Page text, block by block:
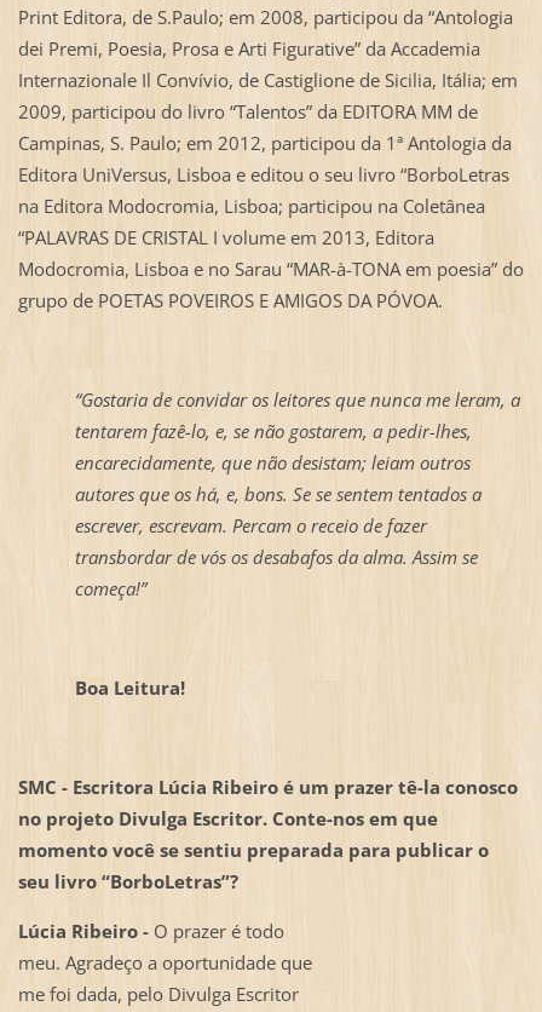
Print Editora, de S.Paulo; em 2008, participou da “Antologia
dei Premi, Poesia, Prosa e Arti Figurative” da Accademia
Internazionale Il Convívio, de Castiglione de Sicilia, Itália; em
2009, participou do livro “Talentos” da EDITORA MM de
Campinas, S. Paulo; em 2012, participou da 1ª Antologia da
Editora UniVersus, Lisboa e editou o seu livro “BorboLetras
na Editora Modocromia, Lisboa; participou na Coletânea
“PALAVRAS DE CRISTAL I volume em 2013, Editora
Modocromia, Lisboa e no Sarau “MAR-à-TONA em poesia” do
grupo de POETAS POVEIROS E AMIGOS DA PÓVOA.
“Gostaria de convidar os leitores que nunca me leram, a
tentarem fazê-lo, e, se não gostarem, a pedir-lhes,
encarecidamente, que não desistam; leiam outros
autores que os há, e, bons. Se se sentem tentados a
escrever, escrevam. Percam o receio de fazer
transbordar de vós os desabafos da alma. Assim se
começa!”
Boa Leitura!
SMC - Escritora Lúcia Ribeiro é um prazer tê-la conosco
no projeto Divulga Escritor. Conte-nos em que
momento você se sentiu preparada para publicar o
seu livro “BorboLetras”?
Lúcia Ribeiro -O prazer é todo
meu. Agradeço a oportunidade que
me foi dada, pelo Divulga Escritor